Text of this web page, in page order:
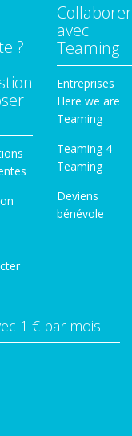
?
Collaborer
avec
Teaming
Entreprises
Here we are
Teaming
Teaming 4
Teaming
Deviens
bénévole
1 € par mois